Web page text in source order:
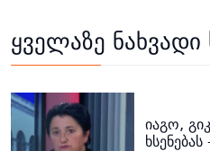
ყველაზე ნახვადი
იაგო,